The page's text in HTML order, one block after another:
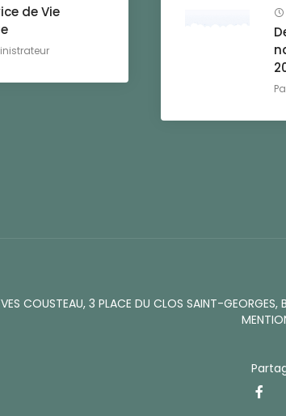
de Vie
COUSTEAU, 3 PLACE DU CLOS SAINT-